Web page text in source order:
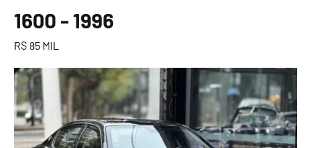
1600 - 1996
R$ 85 MIL